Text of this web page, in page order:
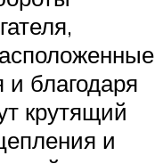
благодаря
крутящий
и